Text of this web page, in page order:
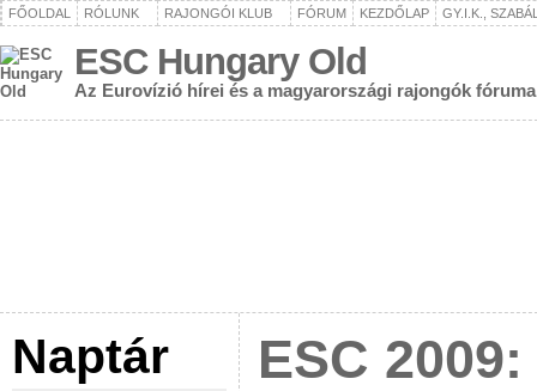
FŐOLDAL RÓLUNK RAJONGÓI KLUB FÓRUM KEZDŐLAP GY.I.K.,
ESC Hungary Old
Az Eurovízió hírei és a magyarországi rajongók fóruma
Naptár
ESC